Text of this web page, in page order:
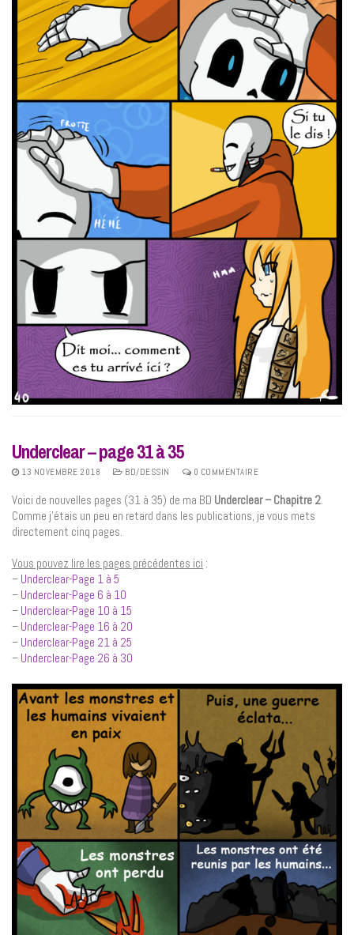
Underclear – page 31 à 35
13 NOVEMBRE 2018 BD/DESSIN 0 COMMENTAIRE
Voici de nouvelles pages (31 à 35) de ma BD Underclear – Chapitre 2.
Comme j’étais un peu en retard dans les publications, je vous mets
directement cinq pages.
Vous pouvez lire les pages précédentes ici :
– Underclear-Page 1 à 5
– Underclear-Page 6 à 10
– Underclear-Page 10 à 15
– Underclear-Page 16 à 20
– Underclear-Page 21 à 25
– Underclear-Page 26 à 30